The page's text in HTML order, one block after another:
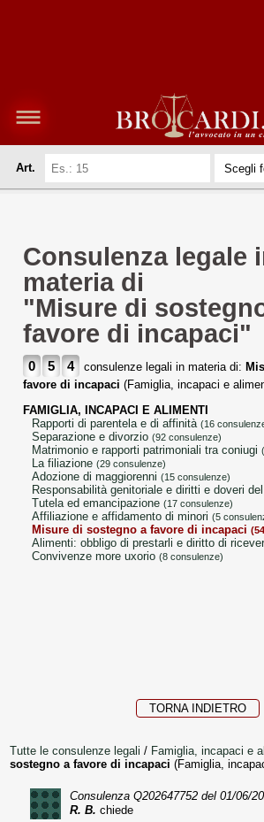
Art.
Consulenza legale
materia di
"Misure di
favore di incapaci"
0 5 4 consulenze legali in materia di:
favore di incapaci (Famiglia, incapaci e
FAMIGLIA, INCAPACI E ALIMENTI
rapporti di parentela e di affinità (16
separazione e divorzio (92 consulenze)
matrimonio e rapporti patrimoniali tra coniugi
la filiazione (29 consulenze)
adozione di maggiorenni (15 consulenze)
responsabilità genitoriale e diritti e doveri
tutela ed emancipazione (17 consulenze)
affiliazione e affidamento di minori (5
misure di sostegno a favore di incapaci
alimenti: obbligo di prestarli e diritto di
convivenze more uxorio (8 consulenze)
TORNA INDIETRO
Tutte le consulenze legali / Famiglia, incapaci e
sostegno a favore di incapaci (Famiglia,
Consulenza Q202647752 del 01/06/
R. B. chiede